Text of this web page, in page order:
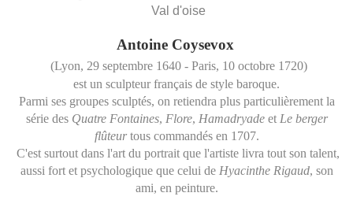
Val d'oise
Antoine Coysevox
(Lyon, 29 septembre 1640 - Paris, 10 octobre 1720)
est un sculpteur français de style baroque.
Parmi ses groupes sculptés, on retiendra plus particulièrement la
série des Quatre Fontaines, Flore, Hamadryadeet Le berger
flûteurtous commandés en 1707.
C'est surtout dans l'art du portrait que l'artiste livra tout son talent,
aussi fort et psychologique que celui de Hyacinthe Rigaud, son
ami, en peinture.